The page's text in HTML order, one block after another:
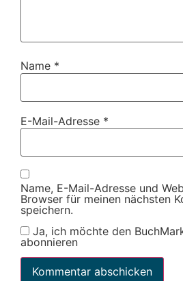
Name *
E-Mail-Adresse *
Name, E-Mail-Adresse und
Browser für meinen nächsten
speichern.
Ja, ich möchte den
abonnieren